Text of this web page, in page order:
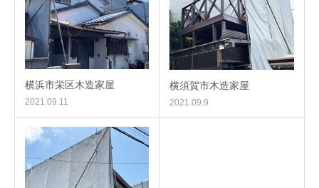
横浜市栄区木造家屋
2021.09.11
横須賀市木造家屋
2021.09.9